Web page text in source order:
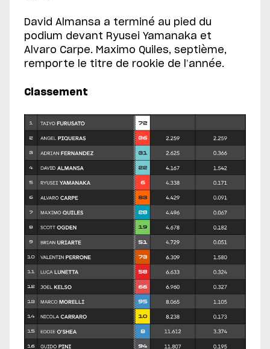
David Almansa a terminé au pied du
podium devant Ryusei Yamanaka et
Alvaro Carpe. Maximo Quiles, septième,
remporte le titre de rookie de l’année.
Classement